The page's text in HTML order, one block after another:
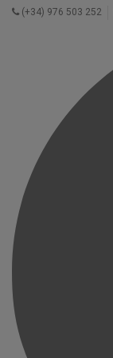
(+34) 976 503 252